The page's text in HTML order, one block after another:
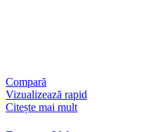
Compară
Vizualizează rapid
Citește mai mult